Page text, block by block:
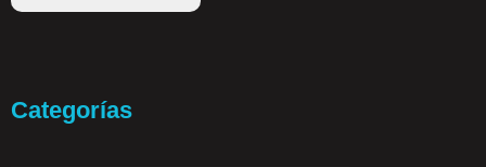
a n
Categorías